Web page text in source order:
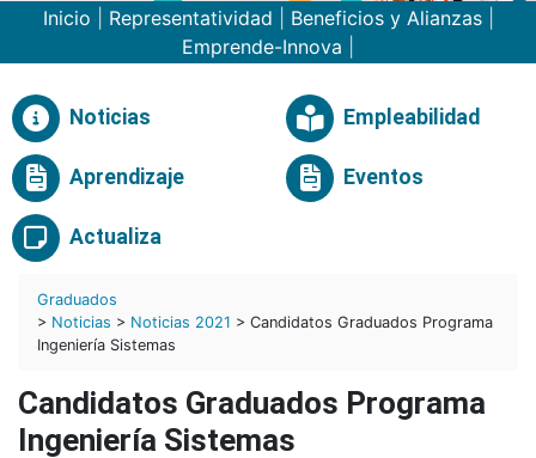
Inicio Representatividad Beneficios y Alianzas|
Emprende-Innova
Noticias Empleabilidad
Aprendizaje Eventos
Actualiza
Graduados
> Noticias > Noticias 2021 > Candidatos Graduados Programa
Ingeniería Sistemas
Candidatos Graduados Programa
Ingeniería Sistemas